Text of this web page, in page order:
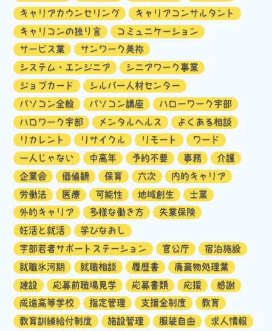
キャリアカウンセリング
キャリアコンサルタント
キャリコンの独り言
コミュニケーション
サービス業
サンワーク美祢
システム・エンジニア
シニアワーク事業
ジョブカード
シルバー人材センター
パソコン全般
パソコン講座
ハローワーク宇部
ハロワーク宇部
メンタルヘルス
よくある相談
リカレント
リサイクル リモート
ワード
一人じゃない
中高年 予約不要 事務
介護
企業会
価値観 保育 六次
内的キャリア
労働法
医療 可能性 地域創生
士業
外的キャリア
多様な働き方
失業保険
妊活と就活
学びなおし
宇部若者サポートステーション
官公庁
宿泊施設
就職氷河期
就職相談 履歴書
廃棄物処理業
建設
応募前職場見学 応募書類 応援
感謝
成進高等学校
指定管理 支援金制度
教育
教育訓練給付制度
施設管理 服装自由
求人情報